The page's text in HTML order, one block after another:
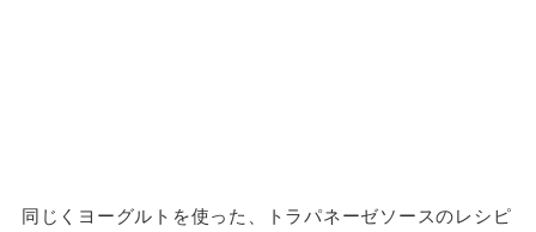
同じくヨーグルトを使った、トラパネーゼソースのレシピ